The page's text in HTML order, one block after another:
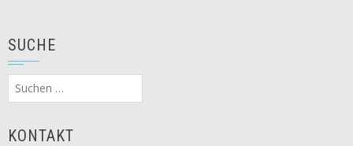
SUCHE
Suchen
nach:
KONTAKT